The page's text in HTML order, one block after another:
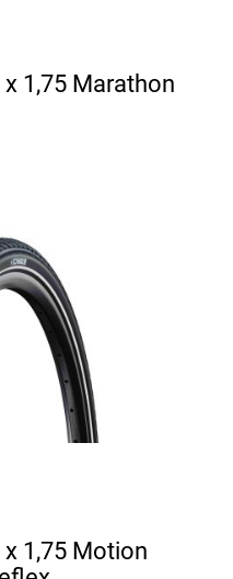
1,75 Marathon
1,75 Motion